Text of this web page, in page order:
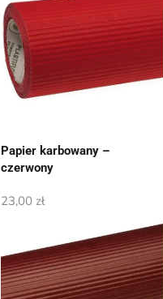
Papier karbowany –
czerwony
23,00 zł